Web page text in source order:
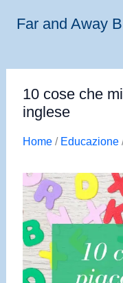
Far and Away
10 cose che
inglese
Home/ Educazione